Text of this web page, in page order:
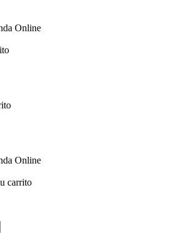
carrito